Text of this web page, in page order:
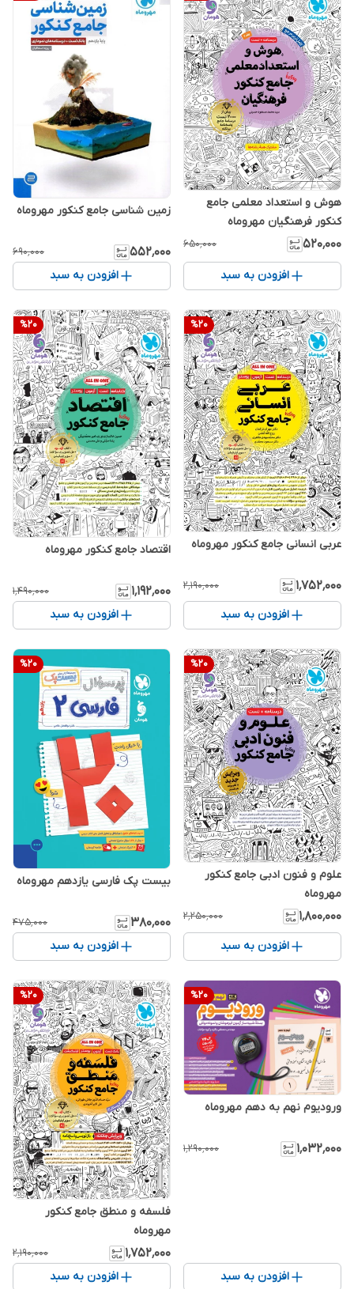
هوش و استعداد معلمی جامع
کنکور فرهنگیان مهروماه
۵۲۰٬۰۰۰ ۶۵۰٬۰۰۰
افزودن به سبد
زمین شناسی جامع کنکور مهروماه
۵۵۲٬۰۰۰ ۶۹۰٬۰۰۰
افزودن به سبد
%20
عربی انسانی جامع کنکور مهروماه
۱٬۷۵۲٬۰۰۰ ۲٬۱۹۰٬۰۰۰
افزودن به سبد
%20
اقتصاد جامع کنکور مهروماه
۱٬۱۹۲٬۰۰۰ ۱٬۴۹۰٬۰۰۰
افزودن به سبد
%20
علوم و فنون ادبی جامع کنکور
مهروماه
۱٬۸۰۰٬۰۰۰ ۲٬۲۵۰٬۰۰۰
افزودن به سبد
%20
بیست پک فارسی یازدهم مهروماه
۳۸۰٬۰۰۰ ۴۷۵٬۰۰۰
افزودن به سبد
%20
ورودیوم نهم به دهم مهروماه
۱٬۰۳۲٬۰۰۰ ۱٬۲۹۰٬۰۰۰
افزودن به سبد
%20
فلسفه و منطق جامع کنکور
مهروماه
۱٬۷۵۲٬۰۰۰ ۲٬۱۹۰٬۰۰۰
افزودن به سبد